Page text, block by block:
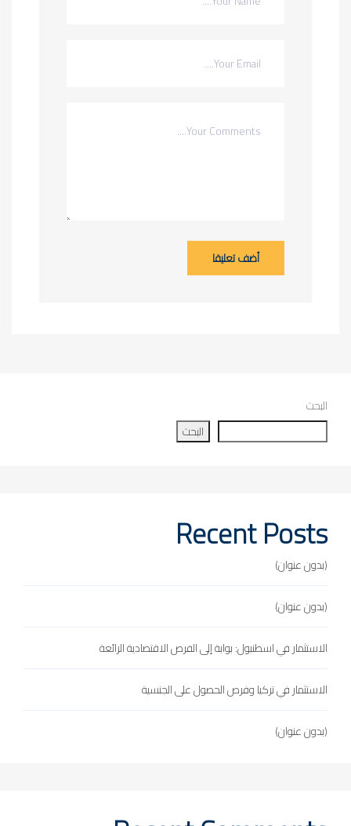
أضف تعليقا
البحث
البحث
Recent Posts
(بدون عنوان)
(بدون عنوان)
الاستثمار في اسطنبول: بوابة إلى الفرص الاقتصادية الرائعة
الاستثمار في تركيا وفرص الحصول على الجنسية
(بدون عنوان)